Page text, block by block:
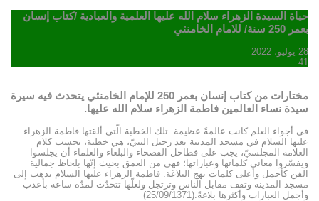
حياة السيدة الزهراء سلام الله عليها العلمية والعبادية /كتاب إنسان
بعمر 250 سنة/ للامام الخامنئي
28 يوليو، 2022
41
مختارات من كتاب إنسان بعمر 250 للإمام الخامنئي يتحدث فيه سيرة
سيدة نساء العالمين فاطمة الزهراء سلام الله عليها.
في أجواء العلم كانت عالمةً عظيمة. تلك الخطبة الّتي ألقتها فاطمة الزهراء
عليها السلام في مسجد المدينة بعد رحيل النبيّ، هي خطبة، بحسب كلام
العلامة المجلسيّ، يجب على فطاحل الفصحاء والبلغاء والعلماء أن يجلسوا
ويفسّروا معاني كلماتها وعباراتها؛ فهي من العمق بحيث إنّها بلحاظ جمالية
الفن كأجمل وأعلى كلمات نهج البلاغة. فاطمة الزهراء عليها السلام تذهب إلى
مسجد المدينة وتقف مقابل الناس وترتجل ولعلّها تتحدّث لمدّة ساعة بأعذب
وأجمل العبارات وأكثرها بلاغةً.(25/09/1371)